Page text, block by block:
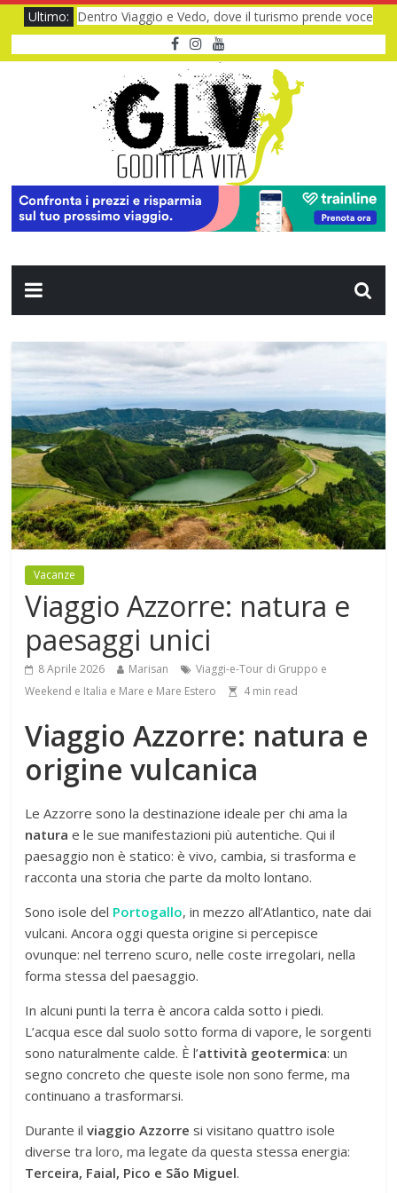
Ultimo: Dentro Viaggio e Vedo, dove il turismo prende voce
Quando il CUP ti fa aspettare troppo
Baviera da fiaba tra castelli e meraviglie
I Legnanesi a Milano 2027: risate smart
Film al cinema ad agosto 2026: le novità
Vacanze
Viaggio Azzorre: natura e
paesaggi unici
8 Aprile 2026 Marisan
Viaggi-e-Tour di Gruppo e
Weekend e Italia e Mare e Mare Estero
4min read
Viaggio Azzorre: natura e
origine vulcanica
Le Azzorre sono la destinazione ideale per chi ama la
natura e le sue manifestazioni più autentiche. Qui il
paesaggio non è statico: è vivo, cambia, si trasforma e
racconta una storia che parte da molto lontano.
Sono isole del Portogallo, in mezzo all’Atlantico, nate dai
vulcani. Ancora oggi questa origine si percepisce
ovunque: nel terreno scuro, nelle coste irregolari, nella
forma stessa del paesaggio.
In alcuni punti la terra è ancora calda sotto i piedi.
L’acqua esce dal suolo sotto forma di vapore, le sorgenti
sono naturalmente calde. È l’attività geotermica: un
segno concreto che queste isole non sono ferme, ma
continuano a trasformarsi.
Durante ilviaggio Azzorre si visitano quattro isole
diverse tra loro, ma legate da questa stessa energia:
Terceira, Faial, Pico e São Miguel.